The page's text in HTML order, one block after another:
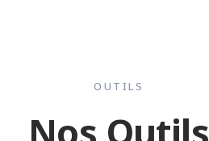
OUTILS